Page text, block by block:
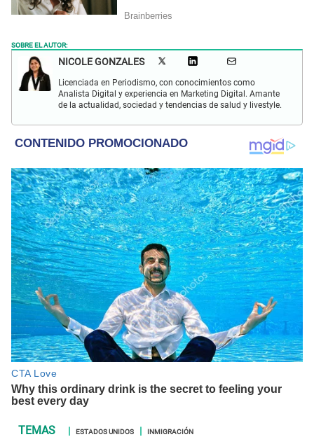
SOBRE EL AUTOR:
NICOLE GONZALES
Licenciada en Periodismo, con conocimientos como
Analista Digital y experiencia en Marketing Digital. Amante
de la actualidad, sociedad y tendencias de salud y livestyle.
ESTADOS UNIDOS INMIGRACIÓN